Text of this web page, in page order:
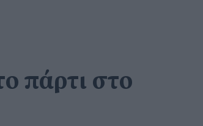
πάρτι στο